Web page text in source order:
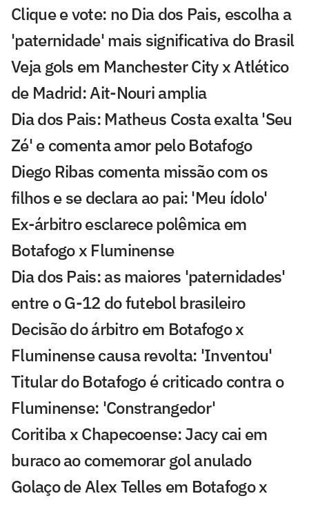
Clique e vote: no Dia dos Pais, escolha a
'paternidade' mais significativa do Brasil
Veja gols em Manchester City x Atlético
de Madrid: Ait-Nouri amplia
Dia dos Pais: Matheus Costa exalta 'Seu
Zé' e comenta amor pelo Botafogo
Diego Ribas comenta missão com os
filhos e se declara ao pai: 'Meu ídolo'
Ex-árbitro esclarece polêmica em
Botafogo x Fluminense
Dia dos Pais: as maiores 'paternidades'
entre o G-12 do futebol brasileiro
Decisão do árbitro em Botafogo x
Fluminense causa revolta: 'Inventou'
Titular do Botafogo é criticado contra o
Fluminense: 'Constrangedor'
Coritiba x Chapecoense: Jacy cai em
buraco ao comemorar gol anulado
Golaço de Alex Telles em Botafogo x